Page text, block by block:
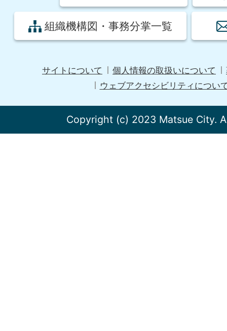
組織機構図・事務分掌一覧
サイトについて 個人情報の取扱いについて
ウェブアクセシビリティについ
Copyright (c) 2023 Matsue City.